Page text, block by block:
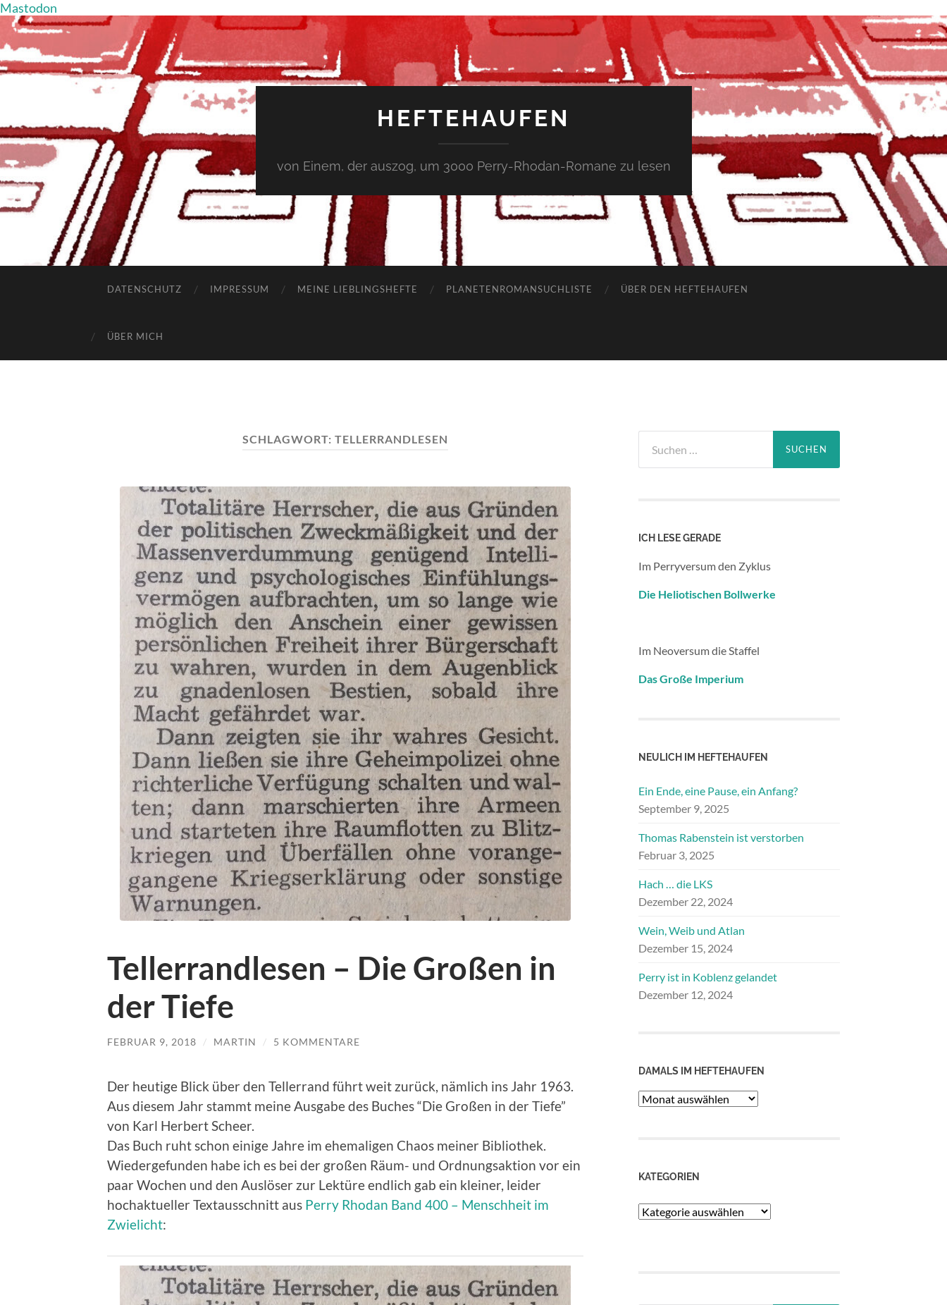
Mastodon
HEFTEHAUFEN
von Einem, der auszog, um 3000 Perry-Rhodan-Romane zu lesen
DATENSCHUTZ IMPRESSUM MEINE LIEBLINGSHEFTE PLANETENROMANSUCHLISTE ÜBER DEN HEFTEHAUFEN
ÜBER MICH
SCHLAGWORT: TELLERRANDLESEN
Tellerrandlesen – Die Großen in
der Tiefe
FEBRUAR 9, 2018 / MARTIN / 5 KOMMENTARE
Der heutige Blick über den Tellerrand führt weit zurück, nämlich ins Jahr 1963.
Aus diesem Jahr stammt meine Ausgabe des Buches “Die Großen in der Tiefe”
von Karl Herbert Scheer.
Das Buch ruht schon einige Jahre im ehemaligen Chaos meiner Bibliothek.
Wiedergefunden habe ich es bei der großen Räum- und Ordnungsaktion vor ein
paar Wochen und den Auslöser zur Lektüre endlich gab ein kleiner, leider
hochaktueller Textausschnitt aus Perry Rhodan Band 400 – Menschheit im
Zwielicht:
nach:
ICH LESE GERADE
Im Perryversum den Zyklus
Die Heliotischen Bollwerke
Im Neoversum die Staffel
Das Große Imperium
NEULICH IM HEFTEHAUFEN
Ein Ende, eine Pause, ein Anfang?
September 9, 2025
Thomas Rabenstein ist verstorben
Februar 3, 2025
Hach … die LKS
Dezember 22, 2024
Wein, Weib und Atlan
Dezember 15, 2024
Perry ist in Koblenz gelandet
Dezember 12, 2024
DAMALS IM HEFTEHAUFEN
Damals
KATEGORIEN
Kategorien